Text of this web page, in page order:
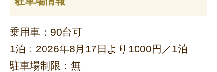
乗用車：90台可
1泊：2026年8月17日より1000円／1泊
駐車場制限：無